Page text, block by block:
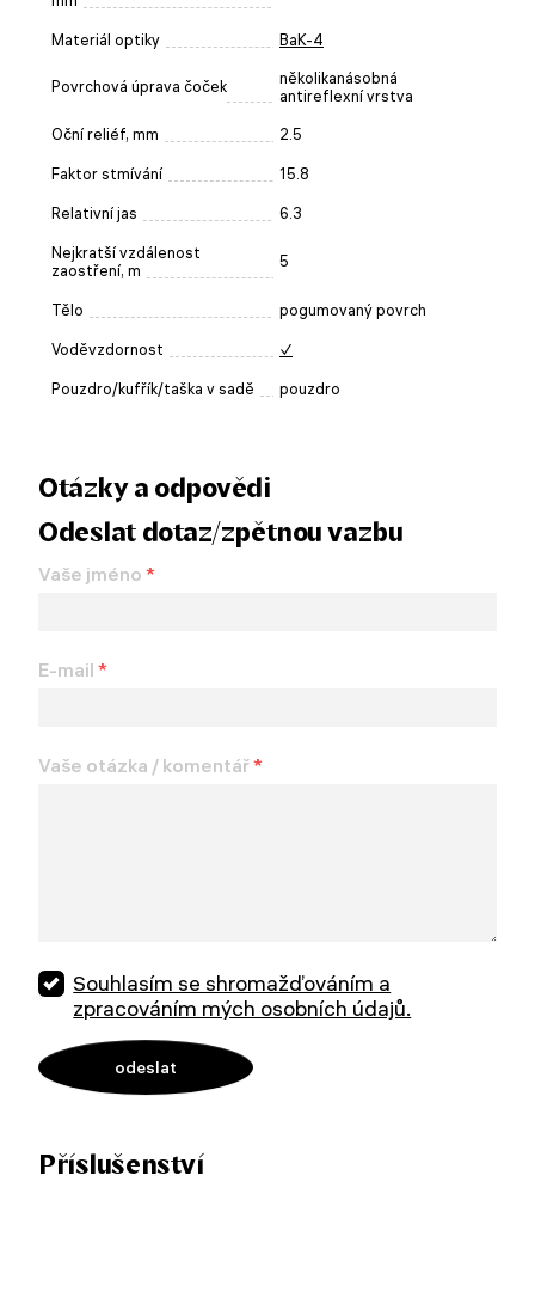
Materiál optiky BaK-4
Povrchová úprava čoček
několikanásobná
antireflexní vrstva
Oční reliéf, mm 2.5
Faktor stmívání 15.8
Relativní jas 6.3
Nejkratší vzdálenost
zaostření, m
5
Tělo pogumovaný povrch
Voděvzdornost ✓
Pouzdro/kufřík/taška v sadě pouzdro
Otázky a odpovědi
Odeslat dotaz/zpětnou vazbu
Vaše jméno *
E-mail *
Vaše otázka / komentář*
Souhlasím se shromažďováním a
zpracováním mých osobních údajů.
Příslušenství